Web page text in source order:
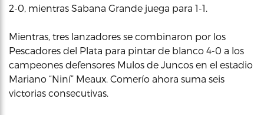
2-0, mientras Sabana Grande juega para 1-1.
Mientras, tres lanzadores se combinaron por los
Pescadores del Plata para pintar de blanco 4-0 a los
campeones defensores Mulos de Juncos en el estadio
Mariano “Niní” Meaux. Comerío ahora suma seis
victorias consecutivas.